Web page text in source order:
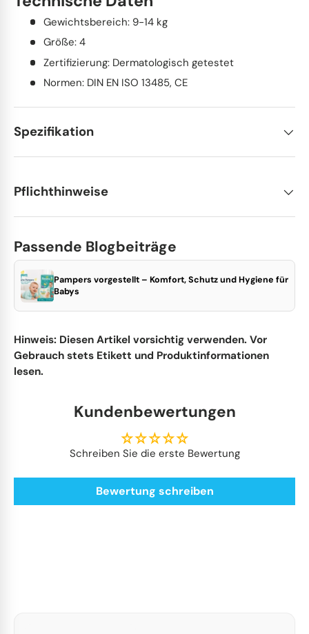
Gewichtsbereich: 9-14 kg
Größe: 4
Zertifizierung: Dermatologisch getestet
Normen: DIN EN ISO 13485, CE
Spezifikation
Pflichthinweise
Passende Blogbeiträge
Pampers vorgestellt – Komfort, Schutz und Hygiene für
Babys
Hinweis: Diesen Artikel vorsichtig verwenden. Vor
Gebrauch stets Etikett und Produktinformationen
lesen.
Kundenbewertungen
Schreiben Sie die erste Bewertung
Bewertung schreiben